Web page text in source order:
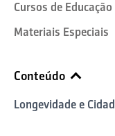
Cursos de
Materiais Especiais
Conteúdo
Longevidade e